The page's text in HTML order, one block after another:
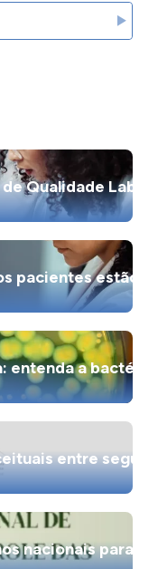
Qualidade
pacientes estão
entenda a bactéria
entre
nacionais para